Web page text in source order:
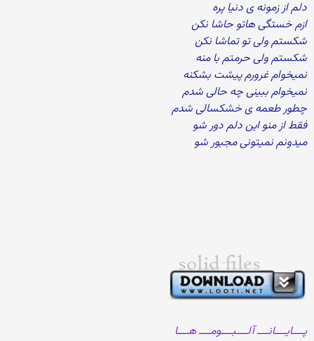
دلم از زمونه ی دنیا پره
ازم خستگی هاتو حاشا نکن
شکستم ولی تو تماشا نکن
شکستم ولی حرمتم با منه
نمیخوام غرورم پیشت بشکنه
نمیخوام ببینی چه حالی شدم
چطور طعمه ی خشکسالی شدم
فقط از منو این دلم دور شو
میدونم نمیتونی مجبور شو
پــــایــــانــــ آلــــبــــومــــ هــــا